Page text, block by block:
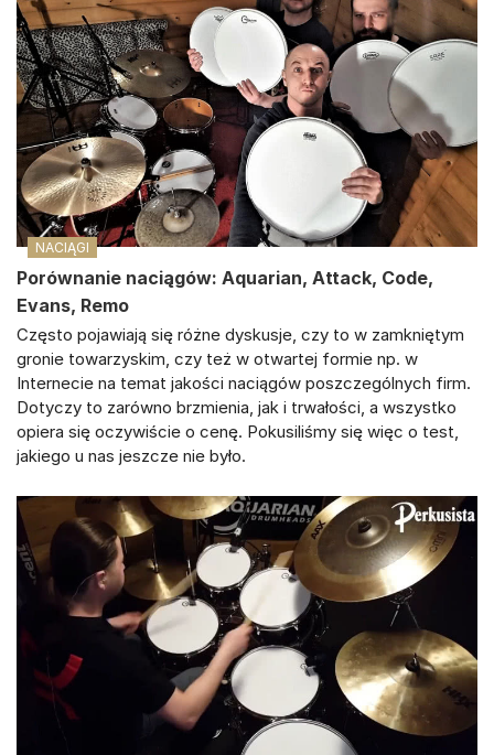
NACIĄGI
Porównanie naciągów: Aquarian, Attack, Code,
Evans, Remo
Często pojawiają się różne dyskusje, czy to w zamkniętym
gronie towarzyskim, czy też w otwartej formie np. w
Internecie na temat jakości naciągów poszczególnych firm.
Dotyczy to zarówno brzmienia, jak i trwałości, a wszystko
opiera się oczywiście o cenę. Pokusiliśmy się więc o test,
jakiego u nas jeszcze nie było.